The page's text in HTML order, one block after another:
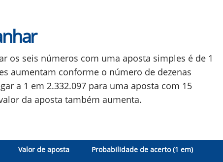
os seis números com uma aposta simples é de 1
aumentam conforme o número de dezenas
a 1 em 2.332.097 para uma aposta com 15
da aposta também aumenta.
Valor de aposta
Probabilidade de acerto (1 em)